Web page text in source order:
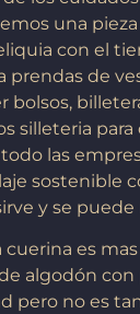
una pieza
con el
prendas de
bolsos,
silleteria para
las
sostenible
y se puede
cuerina es
algodón
pero no es